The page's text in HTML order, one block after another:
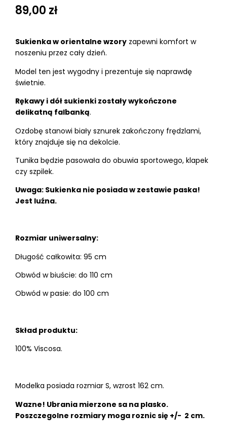
89,00 zł
Sukienka w orientalne wzory zapewni komfort w
noszeniu przez cały dzień.
Model ten jest wygodny i prezentuje się naprawdę
świetnie.
Rękawy i dół sukienki zostały wykończone
delikatną falbanką.
Ozdobę stanowi biały sznurek zakończony frędzlami,
który znajduje się na dekolcie.
Tunika będzie pasowała do obuwia sportowego, klapek
czy szpilek.
Uwaga: Sukienka nie posiada w zestawie paska!
Jest luźna.
Rozmiar uniwersalny:
Długość całkowita: 95 cm
Obwód w biuście: do 110 cm
Obwód w pasie: do 100 cm
Skład produktu:
100% Viscosa.
Modelka posiada rozmiar S, wzrost 162 cm.
Wazne! Ubrania mierzone sa na plasko.
Poszczegolne rozmiary moga roznic się +/- 2 cm.